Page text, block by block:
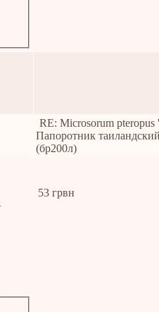
RE: Microsorum pteropus
Папоротник
(бр200л)
53 грвн